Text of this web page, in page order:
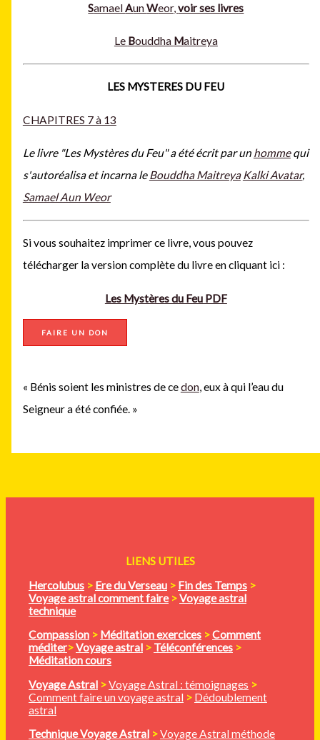
SamaelAunWeor,voir ses livres
Le Bouddha Maitreya
LES MYSTERES DU FEU
CHAPITRES 7 à 13
Le livre "Les Mystères du Feu" a été écrit par un hommequi
s'autoréalisa et incarna leBouddha Maitreya Kalki Avatar,
Samael Aun Weor
Si vous souhaitez imprimer ce livre, vous pouvez
télécharger la version complète du livre en cliquant ici :
Les Mystères du Feu PDF
FAIRE UN DON
« Bénis soient les ministres de cedon, eux à qui l’eau du
Seigneur a été confiée. »
LIENS UTILES
Hercolubus > Ere du Verseau > Fin des Temps >
Voyage astral comment faire >Voyage astral
technique
Compassion > Méditationexercices >Comment
méditer>Voyage astral > Téléconférences >
Méditation cours
Voyage Astral >Voyage Astral : témoignages >
Comment faire un voyage astral > Dédoublement
astral
Technique Voyage Astral >Voyage Astral méthode